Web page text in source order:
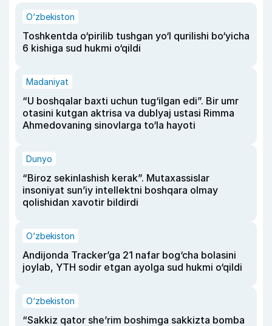
O‘zbekiston
Toshkentda o‘pirilib tushgan yo‘l qurilishi bo‘yicha
6 kishiga sud hukmi o‘qildi
Madaniyat
“U boshqalar baxti uchun tug‘ilgan edi”. Bir umr
otasini kutgan aktrisa va dublyaj ustasi Rimma
Ahmedovaning sinovlarga to‘la hayoti
Dunyo
“Biroz sekinlashish kerak”. Mutaxassislar
insoniyat sun’iy intellektni boshqara olmay
qolishidan xavotir bildirdi
O‘zbekiston
Andijonda Tracker’ga 21 nafar bog‘cha bolasini
joylab, YTH sodir etgan ayolga sud hukmi o‘qildi
O‘zbekiston
“Sakkiz qator she’rim boshimga sakkizta bomba